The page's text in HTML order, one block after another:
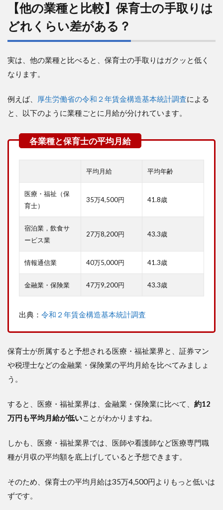
9
【注
13
万円
最低
限の
でき
ない
手取
り13
万円
の保
育士
は今
すぐ
行動
しよ
う！
【他の業種と比較】保育士の手取りは
どれくらい差がある？
実は、他の業種と比べると、保育士の手取りはガクッと低く
なります。
例えば、 厚生労働省の令和２年賃金構造基本統計調査による
と、以下のように業種ごとに月給が分けれています。
平均月給 平均年齢
医療・福祉（保
育士）
35万4,500円 41.8歳
宿泊業，飲食サ
ービス業
27万8,200円 43.3歳
情報通信業 40万5,000円 41.3歳
金融業・保険業 47万9,200円 43.3歳
出典： 令和２年賃金構造基本統計調査
保育士が所属すると予想される医療・福祉業界と、証券マン
や税理士などの金融業・保険業の平均月給を比べてみましょ
う。
すると、医療・福祉業界は、金融業・保険業に比べて、 約12
万円も平均月給が低いことがわかりますね。
しかも、医療・福祉業界では、医師や看護師など医療専門職
種が月収の平均額を底上げしていると予想できます。
そのため、保育士の平均月給は35万4,500円よりもっと低いは
ずです。